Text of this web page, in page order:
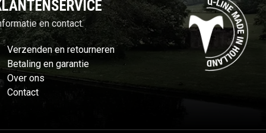
en contact.
Verzenden en retourneren
Betaling en garantie
Over ons
Contact